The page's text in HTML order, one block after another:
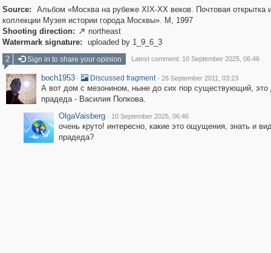
Source:
Альбом «Москва на рубеже XIX-XX веков. Почтовая открытка
коллекции Музея истории города Москвы». М, 1997
Shooting direction:  northeast
Watermark signature:
uploaded by 1_9_6_3
2
Sign in to share your opinion Latest comment: 10 September 2025, 06:46
boch1953 · Discussed fragment · 26 September 2011, 03:23
А вот дом с мезонином, ныне до сих пор существующий, это
прадеда - Василия Попкова.
OlgaVaisberg · 10 September 2025, 06:46
очень круто! интересно, какие это ощущения, знать и
прадеда?